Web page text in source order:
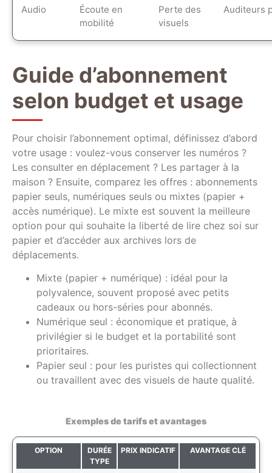
Audio
Écoute en
mobilité
Perte des
visuels
Auditeurs
Guide d’abonnement
selon budget et usage
Pour choisir l’abonnement optimal, définissez d’abord
votre usage : voulez-vous conserver les numéros ?
Les consulter en déplacement ? Les partager à la
maison ? Ensuite, comparez les offres : abonnements
papier seuls, numériques seuls ou mixtes (papier +
accès numérique). Le mixte est souvent la meilleure
option pour qui souhaite la liberté de lire chez soi sur
papier et d’accéder aux archives lors de
déplacements.
Mixte (papier + numérique) : idéal pour la
polyvalence, souvent proposé avec petits
cadeaux ou hors-séries pour abonnés.
Numérique seul : économique et pratique, à
privilégier si le budget et la portabilité sont
prioritaires.
Papier seul : pour les puristes qui collectionnent
ou travaillent avec des visuels de haute qualité.
Exemples de tarifs et avantages
OPTION
DURÉE
TYPE
PRIX INDICATIF AVANTAGE CLÉ